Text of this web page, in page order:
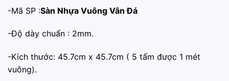
-Mã SP :Sàn Nhựa Vuông Vân Đá
-Độ dày chuẩn : 2mm.
-Kích thước: 45.7cm x 45.7cm ( 5 tấm được 1 mét
vuông).